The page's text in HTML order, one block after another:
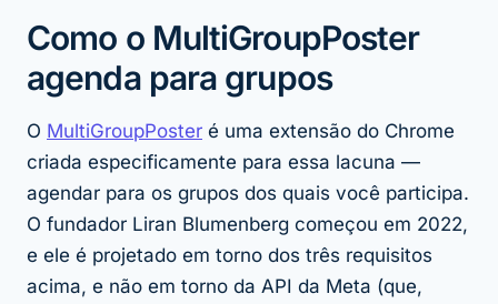
Como o MultiGroupPoster
agenda para grupos
O MultiGroupPoster é uma extensão do Chrome
criada especificamente para essa lacuna —
agendar para os grupos dos quais você participa.
O fundador Liran Blumenberg começou em 2022,
e ele é projetado em torno dos três requisitos
acima, e não em torno da API da Meta (que,